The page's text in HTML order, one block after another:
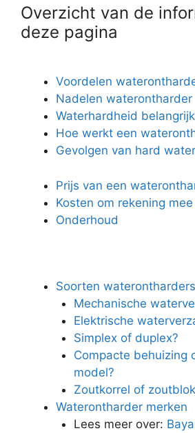
Overzicht van de
deze pagina
Voordelen
Nadelen waterontharder
Waterhardheid belangrijk
Hoe werkt een
Gevolgen van hard water
Prijs van een
Kosten om rekening
Onderhoud
Soorten waterontharders
Mechanische
Elektrische
Simplex of duplex?
Compacte behuizing
model?
Zoutkorrel of
Waterontharder merken
Lees meer over: